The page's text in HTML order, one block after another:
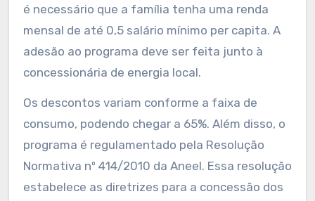
é necessário que a família tenha uma renda
mensal de até 0,5 salário mínimo per capita. A
adesão ao programa deve ser feita junto à
concessionária de energia local.
Os descontos variam conforme a faixa de
consumo, podendo chegar a 65%. Além disso, o
programa é regulamentado pela Resolução
Normativa nº 414/2010 da Aneel. Essa resolução
estabelece as diretrizes para a concessão dos